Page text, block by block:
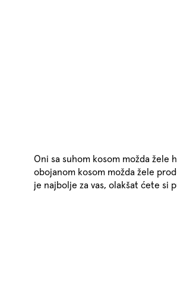
Oni sa suhom kosom možda žele
obojanom kosom možda žele
je najbolje za vas, olakšat ćete si